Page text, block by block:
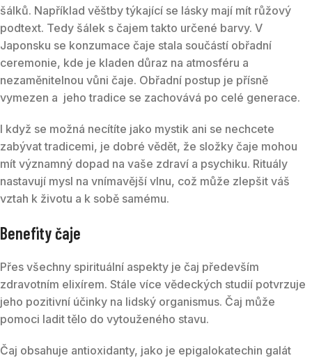
šálků. Například věštby týkající se lásky mají mít růžový
podtext. Tedy šálek s čajem takto určené barvy. V
Japonsku se konzumace čaje stala součástí obřadní
ceremonie, kde je kladen důraz na atmosféru a
nezaměnitelnou vůni čaje. Obřadní postup je přísně
vymezen a jeho tradice se zachovává po celé generace.
I když se možná necítíte jako mystik ani se nechcete
zabývat tradicemi, je dobré vědět, že složky čaje mohou
mít významný dopad na vaše zdraví a psychiku. Rituály
nastavují mysl na vnímavější vlnu, což může zlepšit váš
vztah k životu a k sobě samému.
Benefity čaje
Přes všechny spirituální aspekty je čaj především
zdravotním elixírem. Stále více vědeckých studií potvrzuje
jeho pozitivní účinky na lidský organismus. Čaj může
pomoci ladit tělo do vytouženého stavu.
Čaj obsahuje antioxidanty, jako je epigalokatechin galát